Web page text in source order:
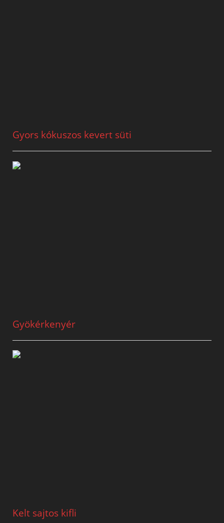
Gyors kókuszos kevert süti
Gyökérkenyér
Kelt sajtos kifli